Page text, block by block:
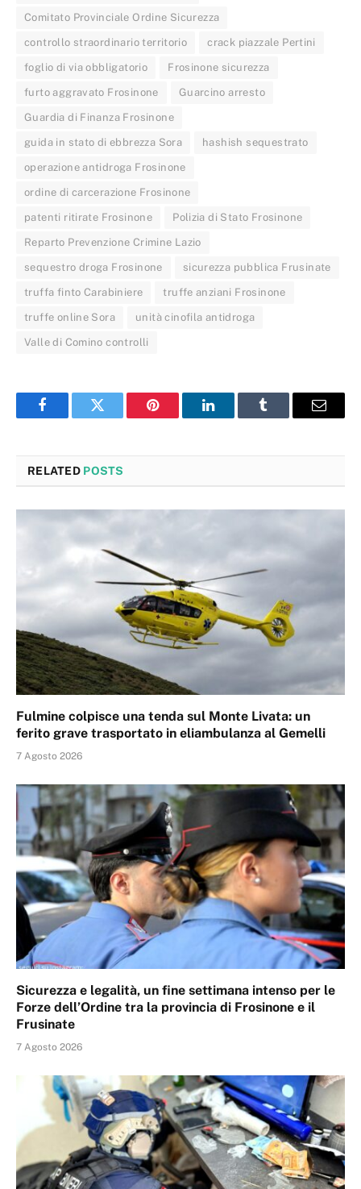
Comitato Provinciale Ordine Sicurezza
controllo straordinario territorio crack piazzale Pertini
foglio di via obbligatorio Frosinone sicurezza
furto aggravato Frosinone Guarcino arresto
Guardia di Finanza Frosinone
guida in stato di ebbrezza Sora hashish sequestrato
operazione antidroga Frosinone
ordine di carcerazione Frosinone
patenti ritirate Frosinone Polizia di Stato Frosinone
Reparto Prevenzione Crimine Lazio
sequestro droga Frosinone sicurezza pubblica Frusinate
truffa finto Carabiniere truffe anziani Frosinone
truffe online Sora unità cinofila antidroga
Valle di Comino controlli
FacebookTwitter Pinterest LinkedInTumblr Email
RELATED POSTS
Fulmine colpisce una tenda sul Monte Livata: un
ferito grave trasportato in eliambulanza al Gemelli
7 Agosto 2026
Sicurezza e legalità, un fine settimana intenso per le
Forze dell’Ordine tra la provincia di Frosinone e il
Frusinate
7 Agosto 2026